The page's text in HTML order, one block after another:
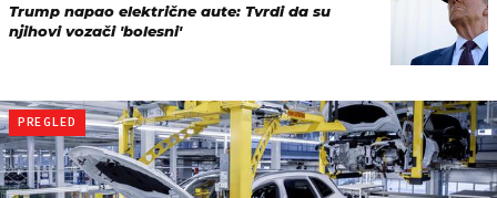
Trump napao električne aute: Tvrdi da su
njihovi vozači 'bolesni'
PREGLED